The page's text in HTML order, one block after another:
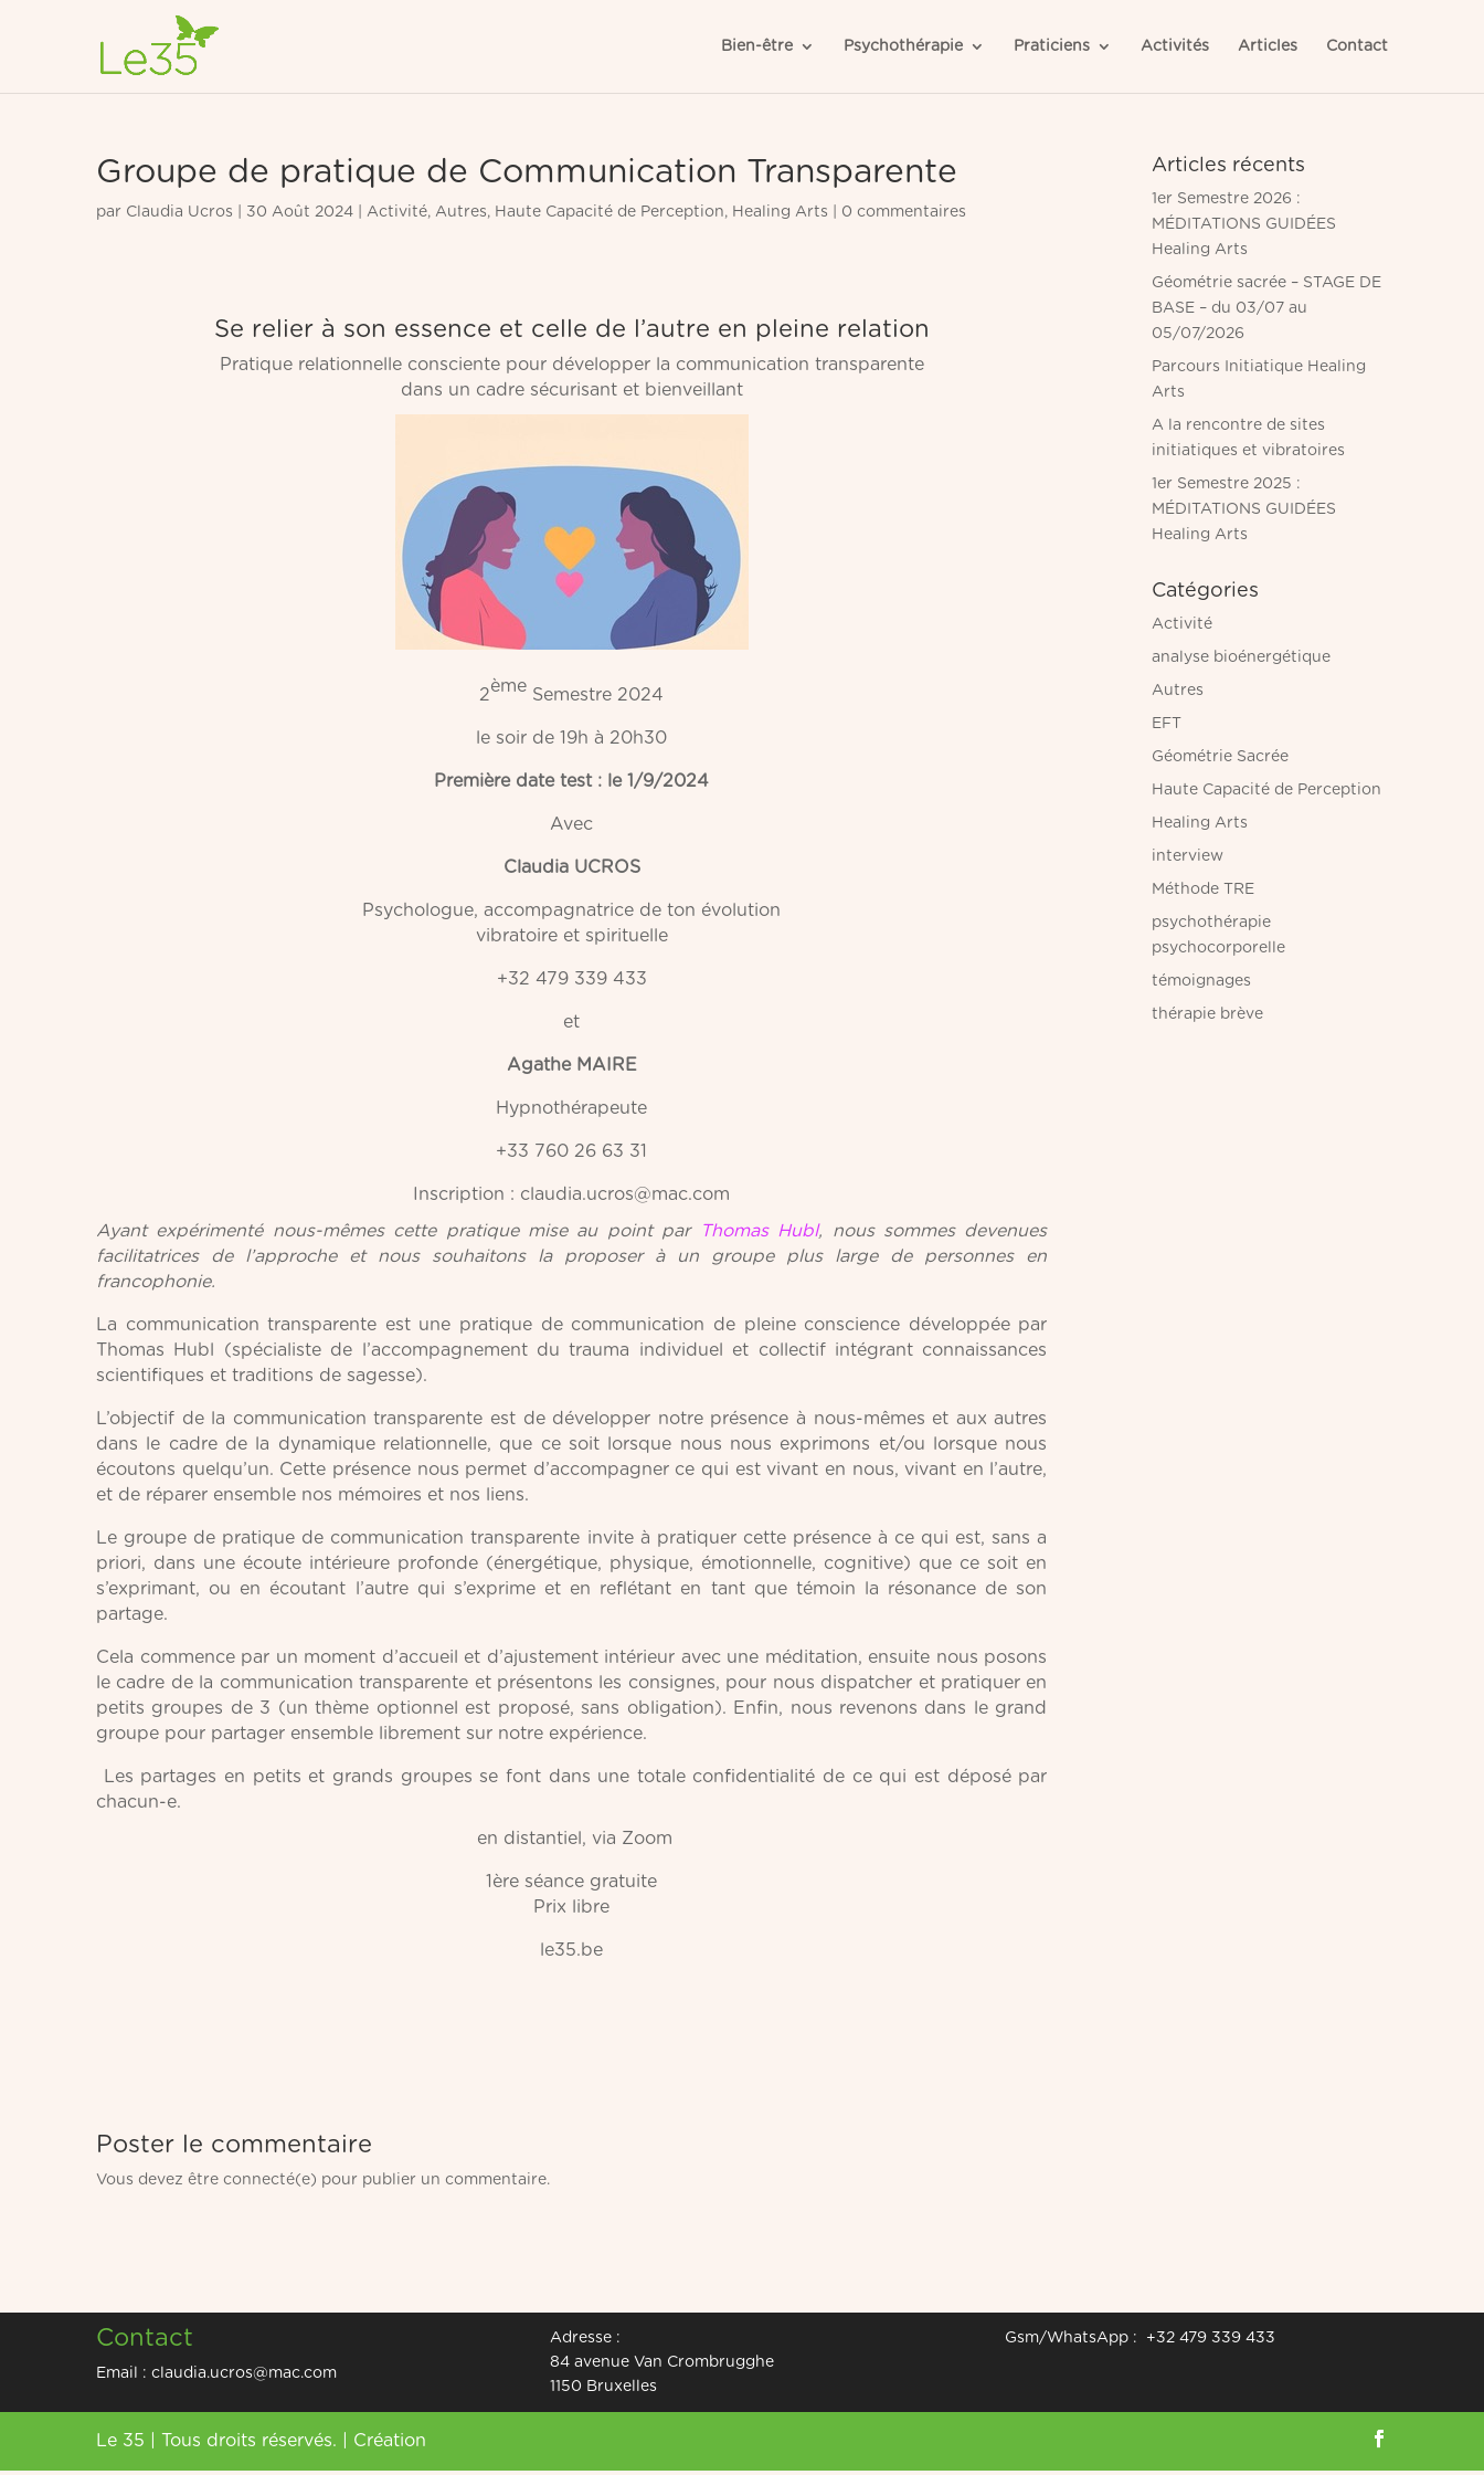
Bien-être Psychothérapie Praticiens Activités Articles Contact
Groupe de pratique de Communication Transparente
par Claudia Ucros 30 Août 2024 Activité, Autres, Haute Capacité de Perception, Healing Arts 0 commentaires
Se relier à son essence et celle de l’autre en pleine relation
Pratique relationnelle consciente pour développer la communication transparente
dans un cadre sécurisant et bienveillant
2ème Semestre 2024
le soir de 19h à 20h30
Première date test : le1/9/2024
Avec
Claudia UCROS
Psychologue, accompagnatrice de ton évolution
vibratoire et spirituelle
+32 479 339 433
et
Agathe MAIRE
Hypnothérapeute
+33 760 26 63 31
Inscription : claudia.ucros@mac.com
Ayant expérimenté nous-mêmes cette pratique mise au point par Thomas Hubl, nous sommes devenues
facilitatrices de l’approche et nous souhaitons la proposer à un groupe plus large de personnes en
francophonie.
La communication transparente est une pratique de communication de pleine conscience développée par
Thomas Hubl (spécialiste de l’accompagnement du trauma individuel et collectif intégrant connaissances
scientifiques et traditions de sagesse).
L’objectif de la communication transparente est de développer notre présence à nous-mêmes et aux autres
dans le cadre de la dynamique relationnelle, que ce soit lorsque nous nous exprimons et/ou lorsque nous
écoutons quelqu’un. Cette présence nous permet d’accompagner ce qui est vivant en nous, vivant en l’autre,
et de réparer ensemble nos mémoires et nos liens.
Le groupe de pratique de communication transparente invite à pratiquer cette présence à ce qui est, sans a
priori, dans une écoute intérieure profonde (énergétique, physique, émotionnelle, cognitive) que ce soit en
s’exprimant, ou en écoutant l’autre qui s’exprime et en reflétant en tant que témoin la résonance de son
partage.
Cela commence par un moment d’accueil et d’ajustement intérieur avec une méditation, ensuite nous posons
le cadre de la communication transparente et présentons les consignes, pour nous dispatcher et pratiquer en
petits groupes de 3 (un thème optionnel est proposé, sans obligation). Enfin, nous revenons dans le grand
groupe pour partager ensemble librement sur notre expérience.
Les partages en petits et grands groupes se font dans une totale confidentialité de ce qui est déposé par
chacun-e.
en distantiel, via Zoom
1ère séance gratuite
Prix libre
le35.be
Poster le commentaire
Vous devez être connecté(e) pour publier un commentaire.
Articles récents
1er Semestre 2026 :
MÉDITATIONS GUIDÉES
Healing Arts
Géométrie sacrée – STAGE DE
BASE – du 03/07 au
05/07/2026
Parcours Initiatique Healing
Arts
A la rencontre de sites
initiatiques et vibratoires
1er Semestre 2025 :
MÉDITATIONS GUIDÉES
Healing Arts
Catégories
Activité
analyse bioénergétique
Autres
EFT
Géométrie Sacrée
Haute Capacité de Perception
Healing Arts
interview
Méthode TRE
psychothérapie
psychocorporelle
témoignages
thérapie brève
Contact
Email : claudia.ucros@mac.com
Adresse :
84 avenue Van Crombrugghe
1150 Bruxelles
Gsm/WhatsApp : +32 479 339 433
Le 35 | Tous droits réservés. | Création